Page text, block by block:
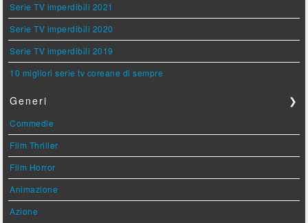
Serie TV imperdibili 2021
Serie TV imperdibili 2020
Serie TV imperdibili 2019
10 migliori serie tv coreane di sempre
Generi ❯
Commedie
Film Thriller
Film Horror
Animazione
Azione